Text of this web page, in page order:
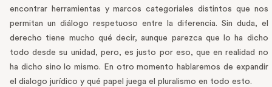
encontrar herramientas y marcos categoriales distintos que nos
permitan un diálogo respetuoso entre la diferencia. Sin duda, el
derecho tiene mucho qué decir, aunque parezca que lo ha dicho
todo desde su unidad, pero, es justo por eso, que en realidad no
ha dicho sino lo mismo. En otro momento hablaremos de expandir
el dialogo jurídico y qué papel juega el pluralismo en todo esto.